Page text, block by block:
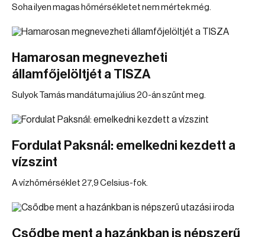
Soha ilyen magas hőmérsékletet nem mértek még.
Hamarosan megnevezheti
államfőjelöltjét a TISZA
Sulyok Tamás mandátuma július 20-án szűnt meg.
Fordulat Paksnál: emelkedni kezdett a
vízszint
A vízhőmérséklet 27,9 Celsius-fok.
Csődbe ment a hazánkban is népszerű